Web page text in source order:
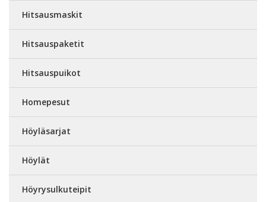
Hitsausmaskit
Hitsauspaketit
Hitsauspuikot
Homepesut
Höyläsarjat
Höylät
Höyrysulkuteipit